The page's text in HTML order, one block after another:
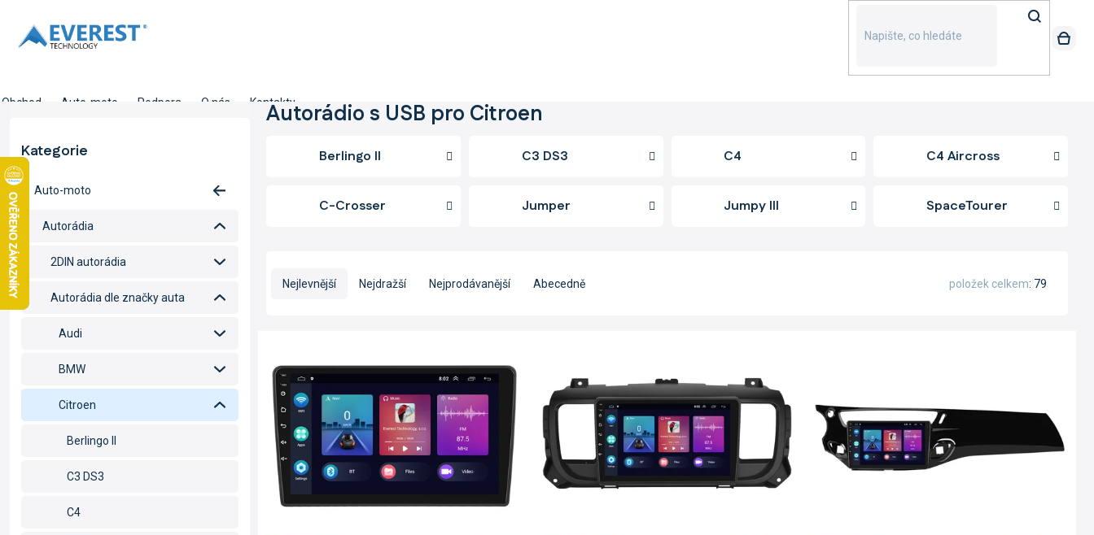
obsah
Obchod Auto-moto Podpora O nás Kontakty
t
r
a
n
n
í
p
a
n
Přeskočit
kategorie
Kategorie
Auto-moto
Autorádia
2DIN autorádia
Autorádia dle značky auta
Audi
BMW
Citroen
Berlingo II
C3 DS3
C4
Autorádio s USB pro Citroen
Berlingo II C3 DS3 C4 C4 Aircross
C-Crosser Jumper Jumpy III SpaceTourer
p
r
o
d
u
k
ů
Nejlevnější Nejdražší Nejprodávanější Abecedně 79
položek celkem
p
p